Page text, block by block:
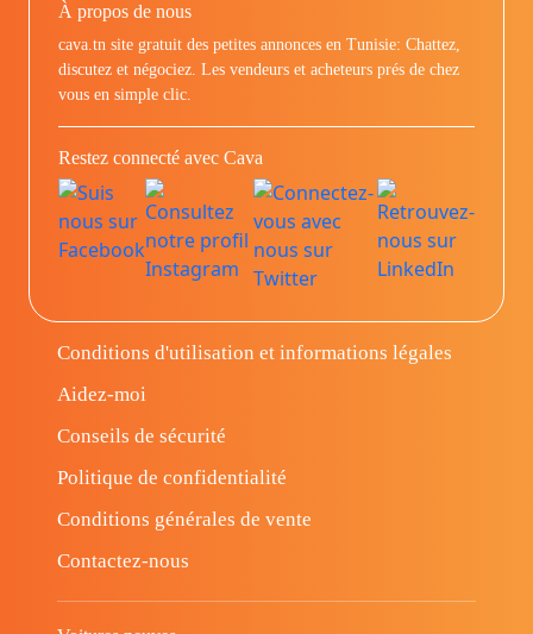
À propos de nous
cava.tn site gratuit des petites annonces en Tunisie: Chattez,
discutez et négociez. Les vendeurs et acheteurs prés de chez
vous en simple clic.
Restez connecté avec Cava
Conditions d'utilisation et informations légales
Aidez-moi
Conseils de sécurité
Politique de confidentialité
Conditions générales de vente
Contactez-nous